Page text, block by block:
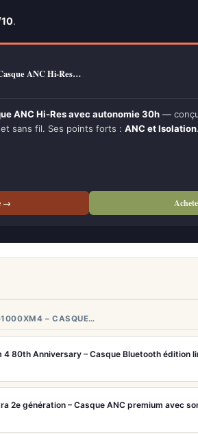
.
ANC Hi-Res…
ANC Hi-Res avec autonomie 30h —
sans fil. Ses points forts : ANC et Isolation.
→
– CASQUE…
4 80th Anniversary – Casque Bluetooth édition